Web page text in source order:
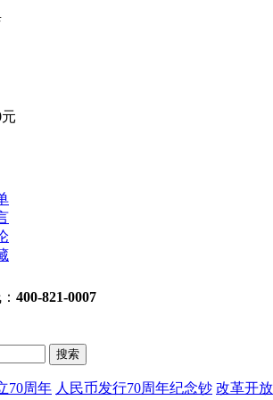
400-821-0007
70周年 人民币发行70周年纪念钞 改革开